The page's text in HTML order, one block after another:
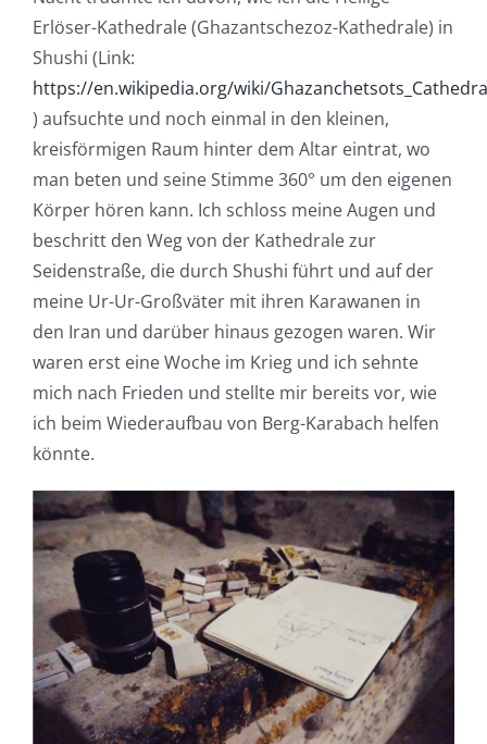
Erlöser-Kathedrale (Ghazantschezoz-Kathedrale) in
Shushi (Link:
https://en.wikipedia.org/wiki/
) aufsuchte und noch einmal in den kleinen,
kreisförmigen Raum hinter dem Altar eintrat, wo
man beten und seine Stimme 360° um den eigenen
Körper hören kann. Ich schloss meine Augen und
beschritt den Weg von der Kathedrale zur
Seidenstraße, die durch Shushi führt und auf der
meine Ur-Ur-Großväter mit ihren Karawanen in
den Iran und darüber hinaus gezogen waren. Wir
waren erst eine Woche im Krieg und ich sehnte
mich nach Frieden und stellte mir bereits vor, wie
ich beim Wiederaufbau von Berg-Karabach helfen
könnte.